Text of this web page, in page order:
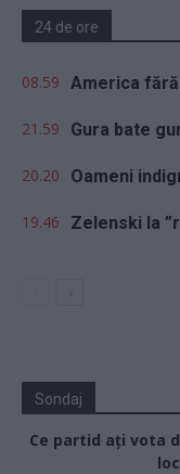
24 de ore
08.59 America
21.59 Gura bate
20.20 Oameni
19.46 Zelenski la
Sondaj
Ce partid ați vota